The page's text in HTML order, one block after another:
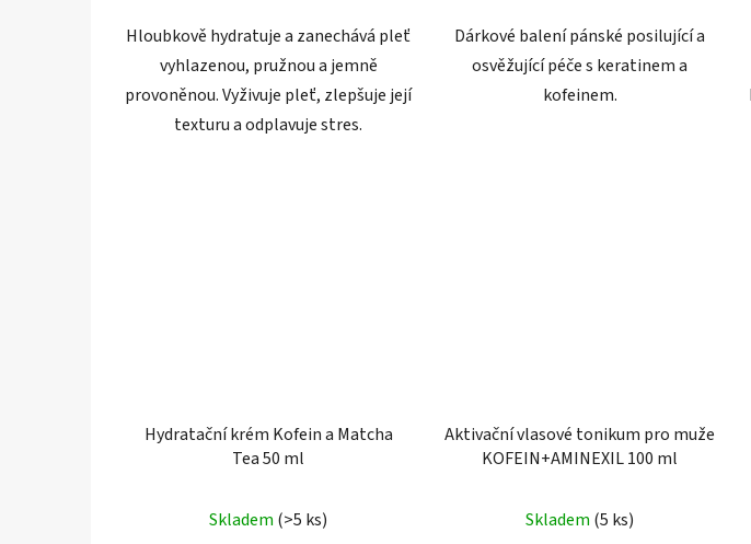
Hloubkově hydratuje a zanechává pleť
vyhlazenou, pružnou a jemně
provoněnou. Vyživuje pleť, zlepšuje její
texturu a odplavuje stres.
Dárkové balení pánské posilující a
osvěžující péče s keratinem a
kofeinem.
Hydratační krém Kofein a Matcha
Tea 50 ml
hodnocení
Skladem (>5 ks)
Aktivační vlasové tonikum pro muže
KOFEIN+AMINEXIL 100 ml
Skladem (5 ks)